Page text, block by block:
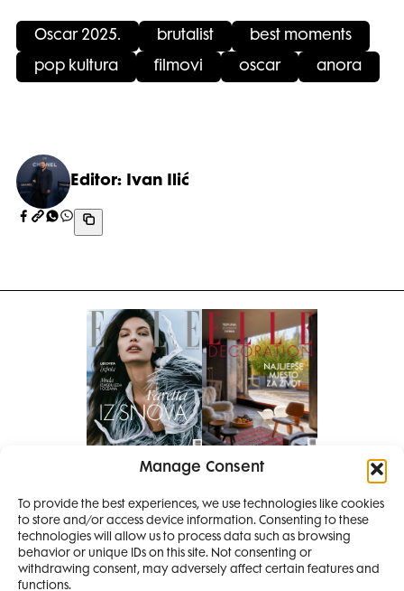
Manage Consent
To provide the best experiences, we use technologies like cookies
to store and/or access device information. Consenting to these
technologies will allow us to process data such as browsing
behavior or unique IDs on this site. Not consenting or
withdrawing consent, may adversely affect certain features and
functions.
Oscar 2025. brutalist best moments
pop kultura filmovi oscar anora
Editor: Ivan Ilić
Pretplati se na časopis
PRETPLATITE SE
SMANJI
4 IZDANJA